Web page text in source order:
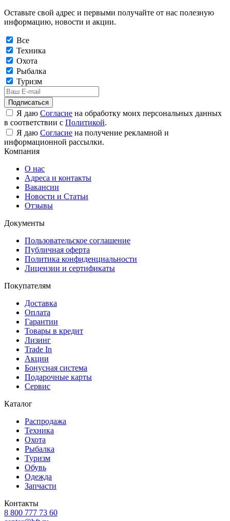
Оставьте свой адрес и первыми получайте от нас полезную
информацию, новости и акции.
Все
Техника
Охота
Рыбалка
Туризм
Подписаться
Я даю Согласие на обработку моих персональных данных
в соответствии с Политикой.
Я даю Согласие на получение рекламной и
информационной рассылки.
Компания
О нас
Адреса и контакты
Вакансии
Новости и Статьи
Отзывы
Документы
Пользовательское соглашение
Публичная оферта
Политика конфиденциальности
Лицензии и сертификаты
Покупателям
Доставка
Оплата
Гарантии
Товары в кредит
Лизинг
Trade In
Акции
Бонусная система
Подарочные карты
Сервис
Каталог
Распродажа
Техника
Охота
Рыбалка
Туризм
Обувь
Одежда
Запчасти
Контакты
8 800 777 73 60